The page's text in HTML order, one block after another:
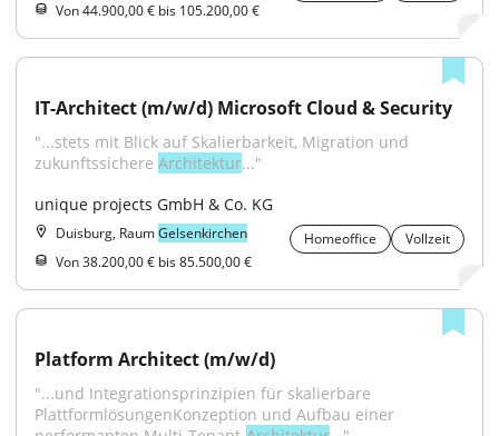
Von 44.900,00 € bis 105.200,00 €
IT-Architect (m/w/d) Microsoft Cloud & Security
"...stets mit Blick auf Skalierbarkeit, Migration und
zukunftssichere Architektur..."
unique projects GmbH & Co. KG
Duisburg, RaumGelsenkirchen Homeoffice
Vollzeit
Von 38.200,00 € bis 85.500,00 €
Platform Architect (m/w/d)
"...und Integrationsprinzipien für skalierbare
PlattformlösungenKonzeption und Aufbau einer